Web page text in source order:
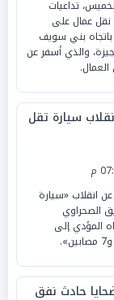
تداعيات
نقل عمال على
بني سويف
والذي أسفر عن
سيارة تقل
عن انقلاب «سيارة
الصحراوي
المؤدي إلى
حادث نفق